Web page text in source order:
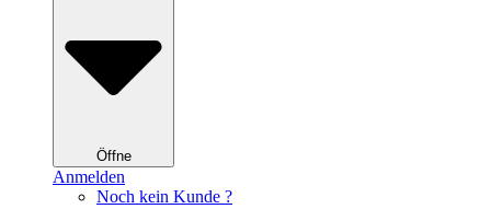
Öffne
Anmelden
Noch kein Kunde ?